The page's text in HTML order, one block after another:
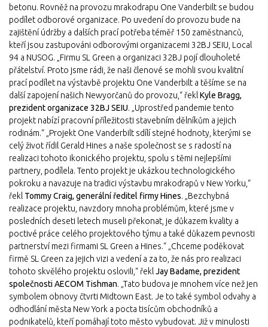
betonu. Rovněž na provozu mrakodrapu One Vanderbilt se budou
podílet odborové organizace. Po uvedení do provozu bude na
zajištění údržby a dalších prací potřeba téměř 150 zaměstnanců,
kteří jsou zastupováni odborovými organizacemi 32BJ SEIU, Local
94 a NUSOG. „Firmu SL Green a organizaci 32BJ pojí dlouholeté
přátelství. Proto jsme rádi, že naši členové se mohli svou kvalitní
prací podílet na výstavbě projektu One Vanderbilt a těšíme se na
další zapojení našich Newyorčanů do provozu,“ řeklKyle Bragg,
prezident organizace 32BJ SEIU. „Uprostřed pandemie tento
projekt nabízí pracovní příležitosti stavebním dělníkům a jejich
rodinám.“ „Projekt One Vanderbilt sdílí stejné hodnoty, kterými se
celý život řídil Gerald Hines a naše společnost se s radostí na
realizaci tohoto ikonického projektu, spolu s těmi nejlepšími
partnery, podílela. Tento projekt je ukázkou technologického
pokroku a navazuje na tradici výstavbu mrakodrapů v New Yorku,“
řekl Tommy Craig, generální ředitel firmy Hines. „Bezchybná
realizace projektu, navzdory mnoha problémům, které jsme v
posledních deseti letech museli překonat, je důkazem kvality a
poctivé práce celého projektového týmu a také důkazem pevnosti
partnerství mezi firmami SL Green a Hines.“ „Chceme poděkovat
firmě SL Green za jejich vizi a vedení a za to, že nás pro realizaci
tohoto skvělého projektu oslovili,“ řeklJay Badame, prezident
společnosti AECOM Tishman. „Tato budova je mnohem více než jen
symbolem obnovy čtvrti Midtown East. Je to také symbol odvahy a
odhodlání města New York a pocta tisícům obchodníků a
podnikatelů, kteří pomáhají toto město vybudovat. Již v minulosti